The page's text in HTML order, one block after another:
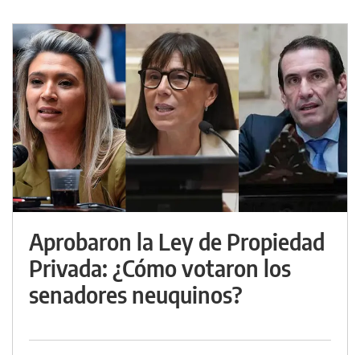
Aprobaron la Ley de Propiedad
Privada: ¿Cómo votaron los
senadores neuquinos?